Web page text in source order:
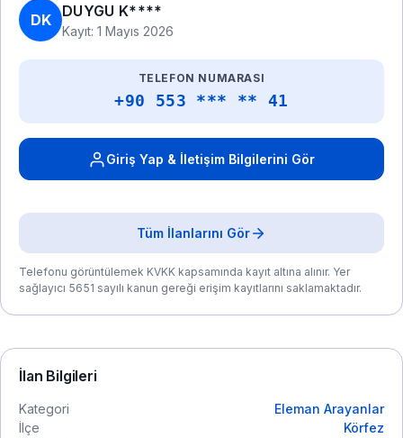
DK
DUYGU K****
Kayıt: 1 Mayıs 2026
TELEFON NUMARASI
+90 553 *** ** 41
Giriş Yap & İletişim Bilgilerini Gör
Tüm İlanlarını Gör
Telefonu görüntülemek KVKK kapsamında kayıt altına alınır. Yer
sağlayıcı 5651 sayılı kanun gereği erişim kayıtlarını saklamaktadır.
İlan Bilgileri
Kategori
Eleman Arayanlar
İlçe
Körfez